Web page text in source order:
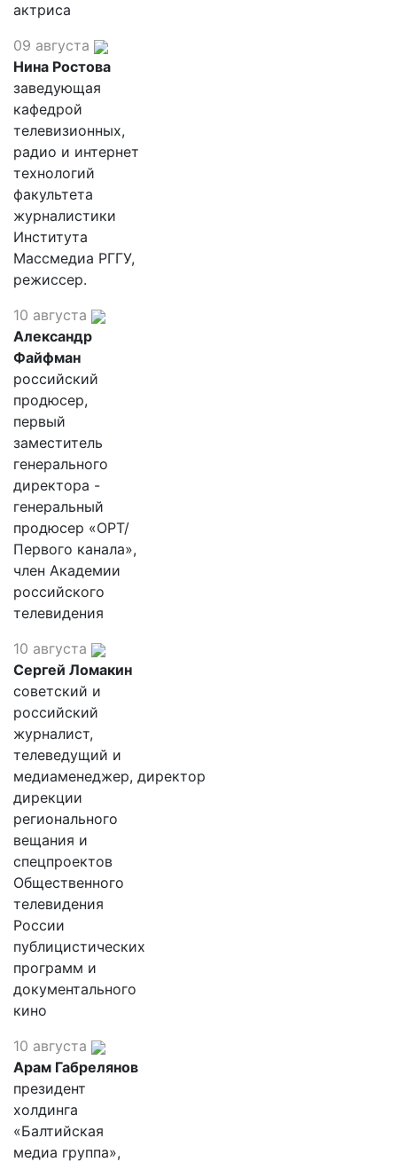
актриса
09 августа
Нина Ростова
заведующая
кафедрой
телевизионных,
радио и интернет
технологий
факультета
журналистики
Института
Массмедиа РГГУ,
режиссер.
10 августа
Александр
Файфман
российский
продюсер,
первый
заместитель
генерального
директора -
генеральный
продюсер «ОРТ/
Первого канала»,
член Академии
российского
телевидения
10 августа
Сергей Ломакин
советский и
российский
журналист,
телеведущий и
медиаменеджер, директор
дирекции
регионального
вещания и
спецпроектов
Общественного
телевидения
России
публицистических
программ и
документального
кино
10 августа
Арам Габрелянов
президент
холдинга
«Балтийская
медиа группа»,